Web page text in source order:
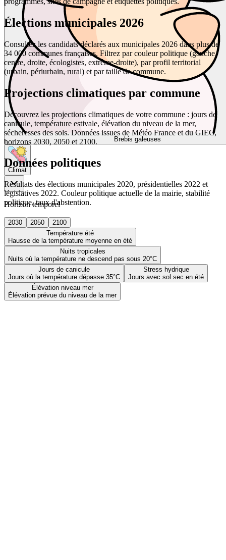
Brebis galeuses
Climat
Horizon temporel
2030 2050
2100
Température été
Hausse de la température moyenne en été
Nuits tropicales
Nuits où la température ne descend pas sous 20°C
Jours de canicule
Jours où la température dépasse 35°C
Stress hydrique
Jours avec sol sec en été
Élévation niveau mer
Élévation prévue du niveau de la mer
Élections municipales 2026
Consultez les candidats déclarés aux municipales 2026 dans plus de
34 000 communes françaises. Filtrez par couleur politique (gauche,
centre, droite, écologistes, extrême-droite), par profil territorial
(urbain, périurbain, rural) et par taille de commune.
Projections climatiques par commune
Découvrez les projections climatiques de votre commune : jours de
canicule, température estivale, élévation du niveau de la mer,
sécheresses des sols. Données issues de Météo France et du GIEC,
horizons 2030, 2050 et 2100.
Données politiques
Résultats des élections municipales 2020, présidentielles 2022 et
législatives 2022. Couleur politique actuelle de la mairie, stabilité
politique, taux d'abstention.